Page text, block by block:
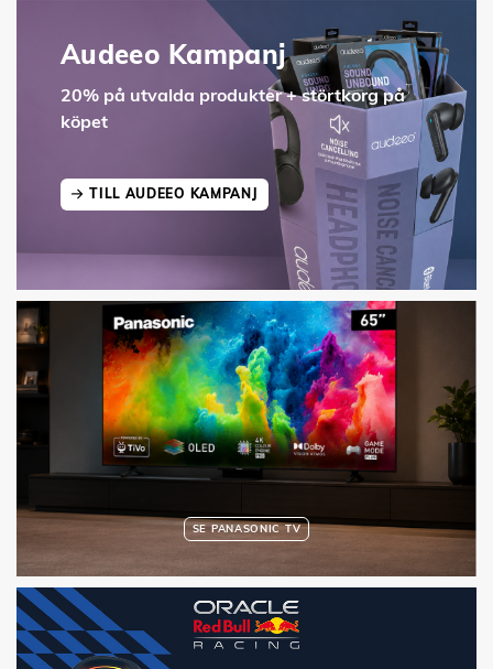
Audeeo Kampanj
20% på utvalda produkter + störtkorg på
köpet
TILL AUDEEO KAMPANJ
SE PANASONIC TV